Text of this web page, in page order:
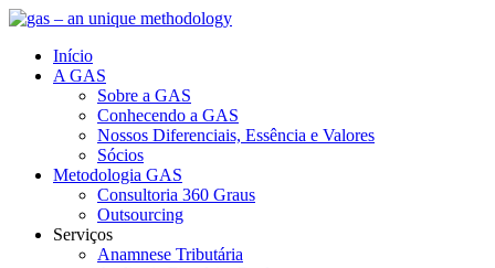
Início
A GAS
Sobre a GAS
Conhecendo a GAS
Nossos Diferenciais, Essência e Valores
Sócios
Metodologia GAS
Consultoria 360 Graus
Outsourcing
Serviços
Anamnese Tributária